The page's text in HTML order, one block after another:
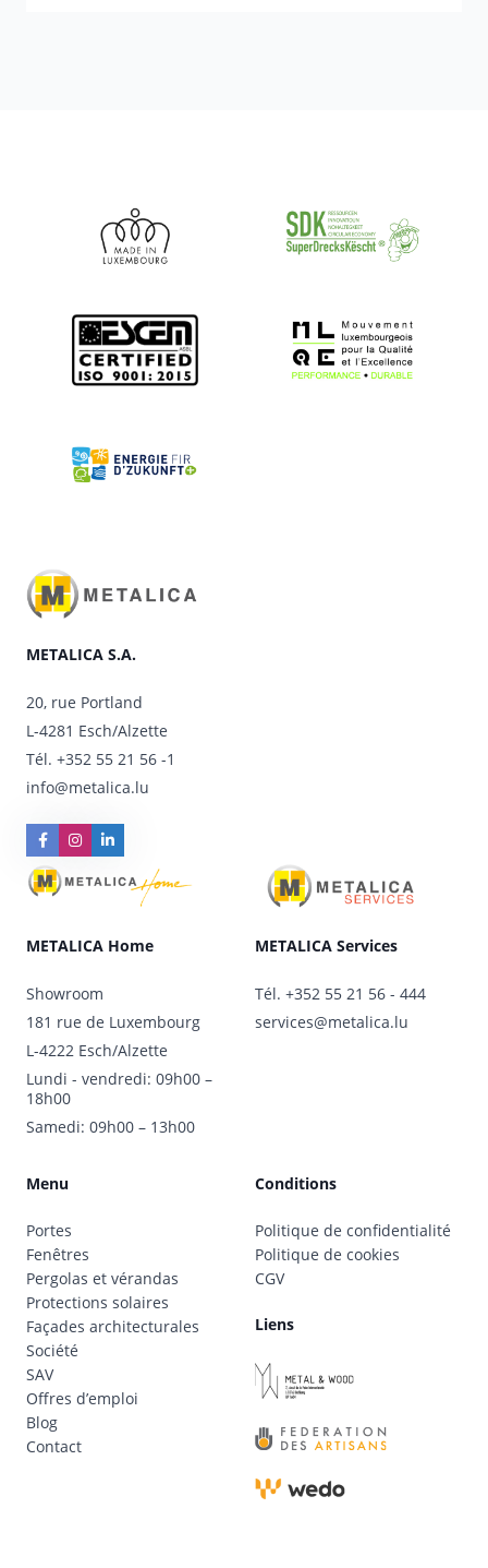
METALICA S.A.
20, rue Portland
L-4281 Esch/Alzette
Tél. +352 55 21 56 -1
info@metalica.lu
METALICA Home
Showroom
181 rue de Luxembourg
L-4222 Esch/Alzette
Lundi - vendredi: 09h00 –
18h00
Samedi: 09h00 – 13h00
METALICA Services
Tél. +352 55 21 56 - 444
services@metalica.lu
Menu
Portes
Fenêtres
Pergolas et vérandas
Protections solaires
Façades architecturales
Société
SAV
Offres d’emploi
Blog
Contact
Conditions
Politique de confidentialité
Politique de cookies
CGV
Liens